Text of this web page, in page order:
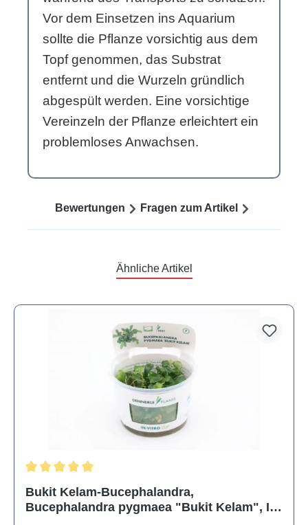
Vor dem Einsetzen ins Aquarium
sollte die Pflanze vorsichtig aus dem
Topf genommen, das Substrat
entfernt und die Wurzeln gründlich
abgespült werden. Eine vorsichtige
Vereinzeln der Pflanze erleichtert ein
problemloses Anwachsen.
Bewertungen Fragen zum Artikel
Ähnliche Artikel
Bukit Kelam-Bucephalandra,
Bucephalandra pygmaea "Bukit Kelam", In